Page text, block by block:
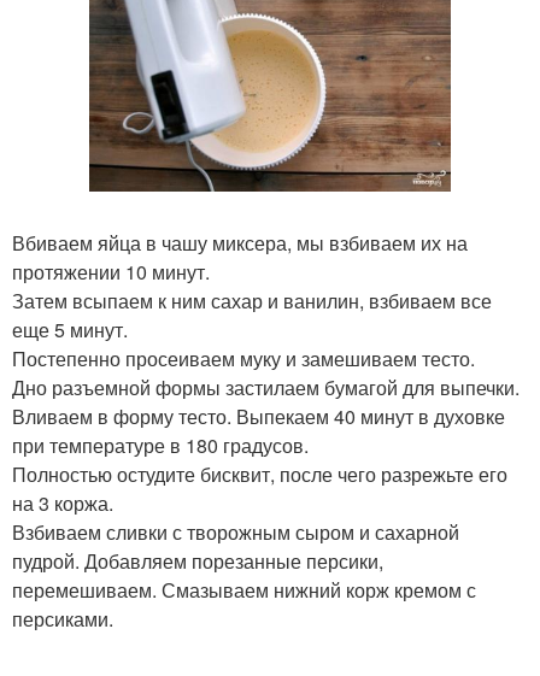
Вбиваем яйца в чашу миксера, мы взбиваем их на
протяжении 10 минут.
Затем всыпаем к ним сахар и ванилин, взбиваем все
еще 5 минут.
Постепенно просеиваем муку и замешиваем тесто.
Дно разъемной формы застилаем бумагой для выпечки.
Вливаем в форму тесто. Выпекаем 40 минут в духовке
при температуре в 180 градусов.
Полностью остудите бисквит, после чего разрежьте его
на 3 коржа.
Взбиваем сливки с творожным сыром и сахарной
пудрой. Добавляем порезанные персики,
перемешиваем. Смазываем нижний корж кремом с
персиками.